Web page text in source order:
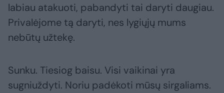
labiau atakuoti, pabandyti tai daryti daugiau.
Privalėjome tą daryti, nes lygiųjų mums
nebūtų užtekę.
Sunku. Tiesiog baisu. Visi vaikinai yra
sugniuždyti. Noriu padėkoti mūsų sirgaliams.